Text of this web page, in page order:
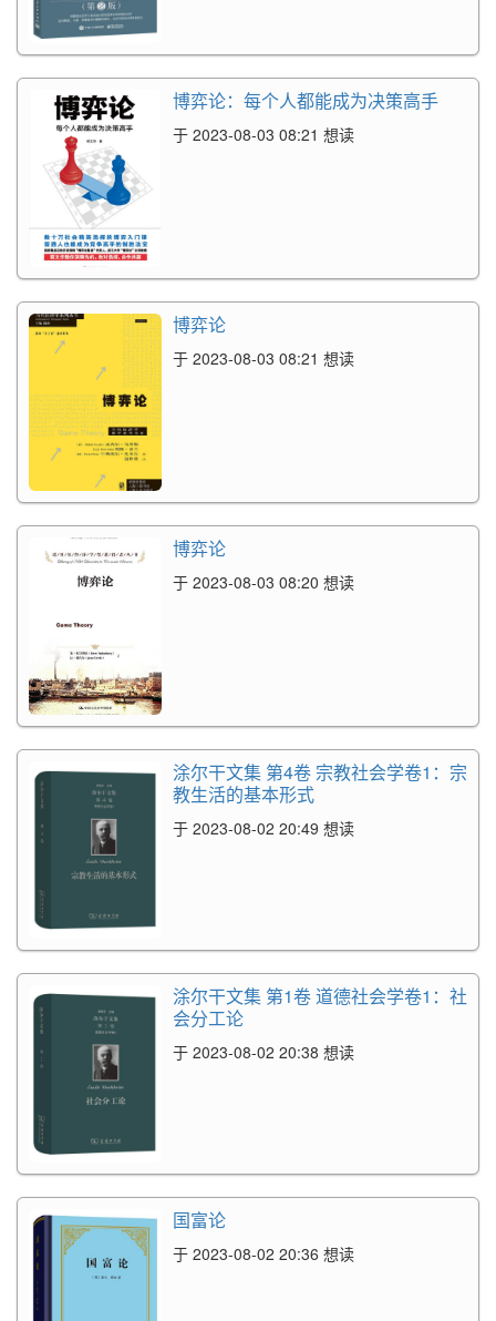
博弈论：每个人都能成为决策高手
于 2023-08-03 08:21 想读
博弈论
于 2023-08-03 08:21 想读
博弈论
于 2023-08-03 08:20 想读
涂尔干文集 第4卷 宗教社会学卷1：宗
教生活的基本形式
于 2023-08-02 20:49 想读
涂尔干文集 第1卷 道德社会学卷1：社
会分工论
于 2023-08-02 20:38 想读
国富论
于 2023-08-02 20:36 想读